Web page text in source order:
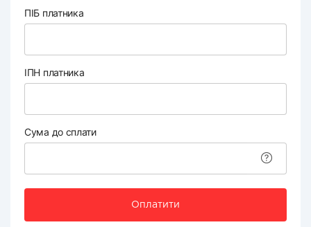
ПІБ платника
ІПН платника
Сума до сплати
Оплатити